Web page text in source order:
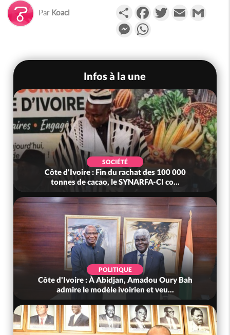
Par Koaci PartagerFacebookTwitterEmail
Messenger
Infos à la une
SOCIÉTÉ
d'Ivoire : Fin du rachat des 100 000
de cacao, le SYNARFA-CI co...
POLITIQUE
: À Abidjan, Amadou Oury Bah
le modèle ivoirien et veu...
Côte d'Ivoire
Côte d'Ivoire